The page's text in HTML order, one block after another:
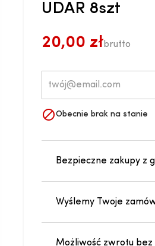
UDAR 8szt
20,00 złbrutto
Obecnie brak na stanie
Bezpieczne zakupy z
Wyślemy Twoje
Możliwość zwrotu bez